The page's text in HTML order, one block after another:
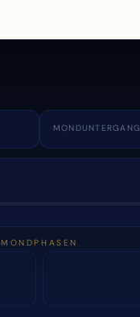
MONDUNTERGANG
MONDPHASEN